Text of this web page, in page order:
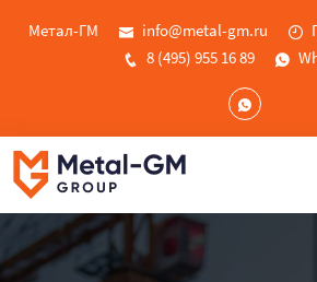
Метал-ГМ info@metal-gm.ru
8 (495) 955 16 89